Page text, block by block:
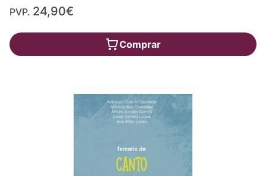
PVP. 24,90€
Comprar